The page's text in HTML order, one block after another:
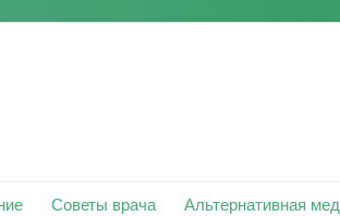
Советы врача
Альтернативная